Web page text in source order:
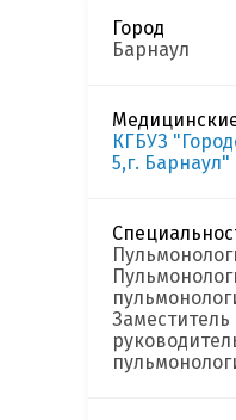
Город
Барнаул
КГБУЗ
5,г. Барнаул"
Заместитель